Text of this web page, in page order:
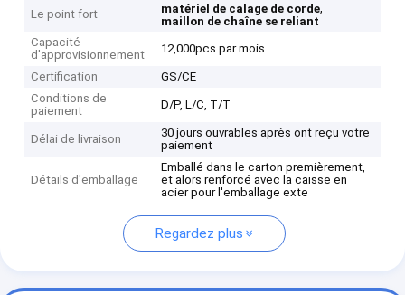
Le point fort matériel de calage de corde,
maillon de chaîne se reliant
Capacité
d'approvisionnement
12,000pcs par mois
Certification
GS/CE
Conditions de
paiement
D/P, L/C, T/T
Délai de livraison
30 jours ouvrables après ont reçu votre
paiement
Détails d'emballage
Emballé dans le carton premièrement,
et alors renforcé avec la caisse en
acier pour l'emballage exte
Regardez plus